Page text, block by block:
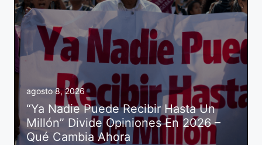
agosto 8, 2026
“Ya Nadie Puede Recibir Hasta Un
Millón” Divide Opiniones En 2026 –
Qué Cambia Ahora